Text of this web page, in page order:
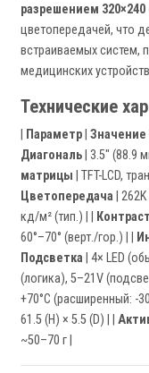
разрешением 320×240
цветопередачей, что
встраиваемых систем,
медицинских
Технические
Параметр Значение
Диагональ | 3.5" (88.9
матрицы | TFT-LCD,
Цветопередача |
кд/м² (тип.) | |
60°–70° (верт./гор.) | |
Подсветка | 4× LED
(логика), 5–21V
+70°C (расширенный: -
61.5 (H) × 5.5 (D) | |
~50–70 г |